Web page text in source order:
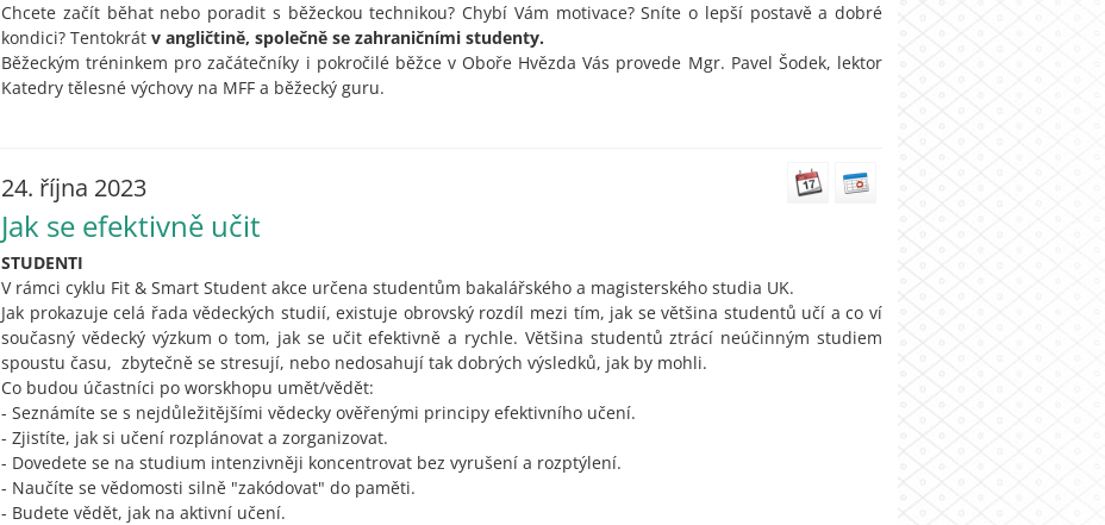
Chcete začít běhat nebo poradit s běžeckou technikou? Chybí Vám motivace? Sníte o lepší postavě a dobré
kondici? Tentokrát v angličtině, společně se zahraničními studenty.
Běžeckým tréninkem pro začátečníky i pokročilé běžce v Oboře Hvězda Vás provede Mgr. Pavel Šodek, lektor
Katedry tělesné výchovy na MFF a běžecký guru.
24. října 2023
Jak se efektivně učit
STUDENTI
V rámci cyklu Fit & Smart Student akce určena studentům bakalářského a magisterského studia UK.
Jak prokazuje celá řada vědeckých studií, existuje obrovský rozdíl mezi tím, jak se většina studentů učí a co ví
současný vědecký výzkum o tom, jak se učit efektivně a rychle. Většina studentů ztrácí neúčinným studiem
spoustu času, zbytečně se stresují, nebo nedosahují tak dobrých výsledků, jak by mohli.
Co budou účastníci po worskhopu umět/vědět:
- Seznámíte se s nejdůležitějšími vědecky ověřenými principy efektivního učení.
- Zjistíte, jak si učení rozplánovat a zorganizovat.
- Dovedete se na studium intenzivněji koncentrovat bez vyrušení a rozptýlení.
- Naučíte se vědomosti silně "zakódovat" do paměti.
- Budete vědět, jak na aktivní učení.